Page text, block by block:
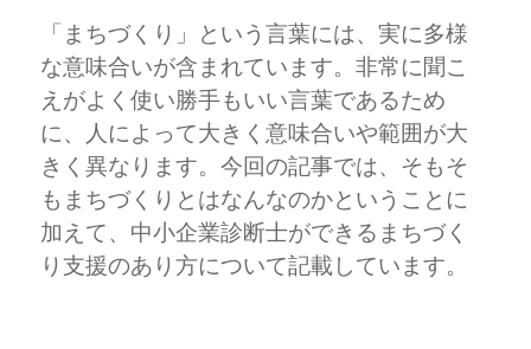
「まちづくり」という言葉には、実に多様
な意味合いが含まれています。非常に聞こ
えがよく使い勝手もいい言葉であるため
に、人によって大きく意味合いや範囲が大
きく異なります。今回の記事では、そもそ
もまちづくりとはなんなのかということに
加えて、中小企業診断士ができるまちづく
り支援のあり方について記載しています。